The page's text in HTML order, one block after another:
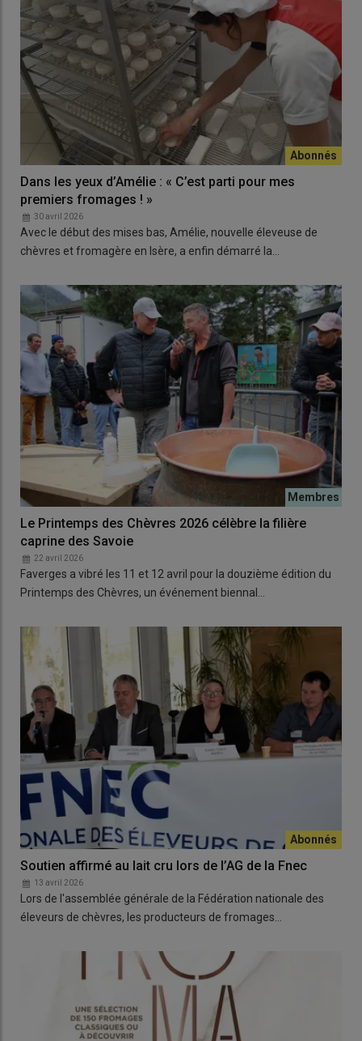
Dans les yeux d’Amélie : « C’est parti pour mes
premiers fromages ! »
30 avril 2026
Avec le début des mises bas, Amélie, nouvelle éleveuse de
chèvres et fromagère en Isère, a enfin démarré la…
Le Printemps des Chèvres 2026 célèbre la filière
caprine des Savoie
22 avril 2026
Faverges a vibré les 11 et 12 avril pour la douzième édition du
Printemps des Chèvres, un événement biennal…
Soutien affirmé au lait cru lors de l’AG de la Fnec
13 avril 2026
Lors de l'assemblée générale de la Fédération nationale des
éleveurs de chèvres, les producteurs de fromages…